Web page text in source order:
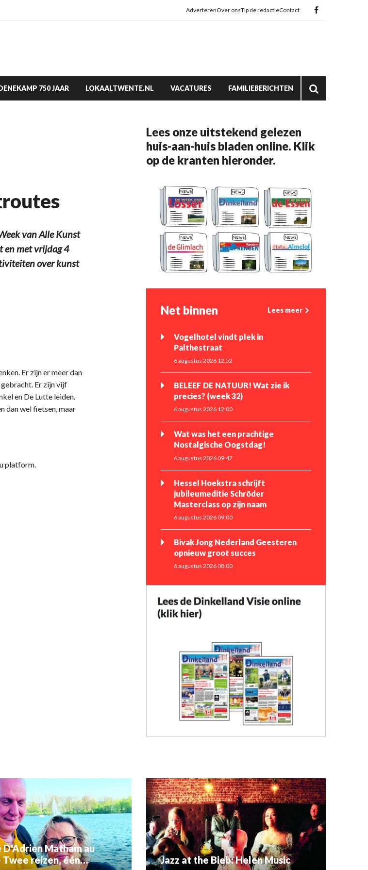
AdverterenOver onsTip de redactieContact
750 JAAR LOKAALTWENTE.NL VACATURES FAMILIEBERICHTEN
van Alle Kunst
en met vrijdag 4
over kunst
Er zijn er meer dan
Er zijn vijf
en De Lutte leiden.
dan wel fietsen, maar
platform.
Lees onze uitstekend gelezen
huis-aan-huis bladen online. Klik
op de kranten hieronder.
Net binnen Lees meer
Vogelhotel vindt plek in
Palthestraat
6 augustus 2026 12:52
BELEEF DE NATUUR! Wat zie ik
precies? (week 32)
6 augustus 2026 12:00
Wat was het een prachtige
Nostalgische Oogstdag!
6 augustus 2026 09:47
Hessel Hoekstra schrijft
jubileumeditie Schröder
Masterclass op zijn naam
6 augustus 2026 09:00
Bivak Jong Nederland Geesteren
opnieuw groot succes
6 augustus 2026 08:00
D'Adrien Matham au
Twee reizen, één
Jazz at the Bieb: Helen Music